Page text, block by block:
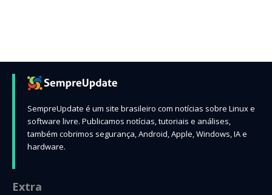
SempreUpdate é um site brasileiro com notícias sobre Linux e
software livre. Publicamos notícias, tutoriais e análises,
também cobrimos segurança, Android, Apple, Windows, IA e
hardware.
Extra